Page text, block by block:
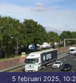
5 februari 2025,